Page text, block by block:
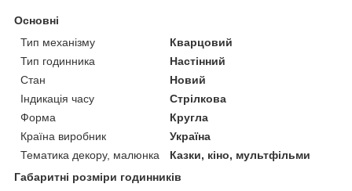
Основні
Тип механізму
Кварцовий
Тип годинника
Настінний
Стан
Новий
Індикація часу
Стрілкова
Форма
Кругла
Країна виробник
Україна
Тематика декору, малюнка
Казки, кіно, мультфільми
Габаритні розміри годинників